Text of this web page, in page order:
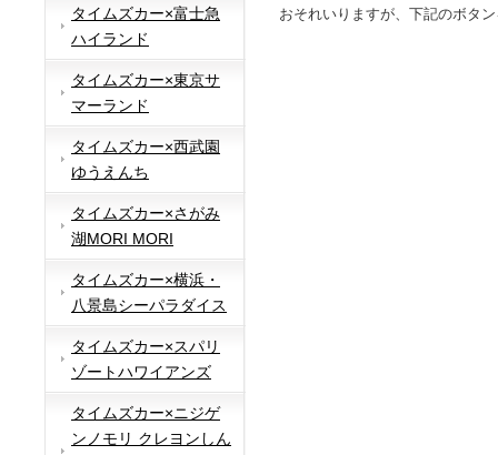
タイムズカー×富士急
ハイランド
タイムズカー×東京サ
マーランド
タイムズカー×西武園
ゆうえんち
タイムズカー×さがみ
湖MORI MORI
タイムズカー×横浜・
八景島シーパラダイス
タイムズカー×スパリ
ゾートハワイアンズ
タイムズカー×ニジゲ
ンノモリ クレヨンしん
おそれいりますが、下記のボタ